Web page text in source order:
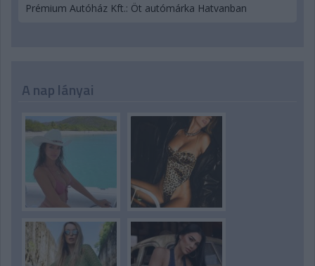
Prémium Autóház Kft.: Öt autómárka Hatvanban
A nap lányai